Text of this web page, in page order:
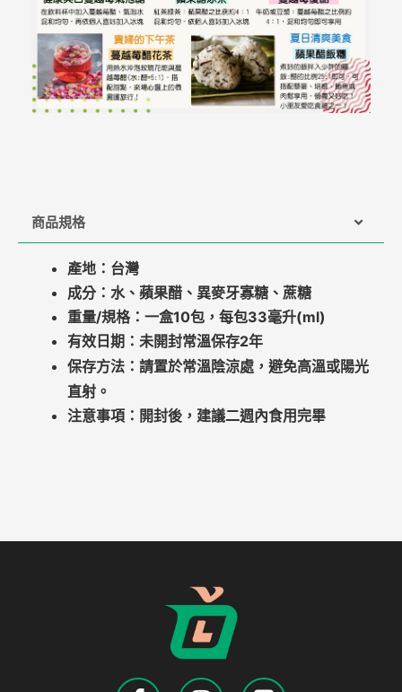
商品規格
產地：台灣
成分：水、蘋果醋、異麥牙寡糖、蔗糖
重量/規格：一盒10包，每包33毫升(ml)
有效日期：未開封常溫保存2年
保存方法： 請置於常溫陰涼處，避免高溫或陽光
直射。
注意事項：開封後，建議二週內食用完畢